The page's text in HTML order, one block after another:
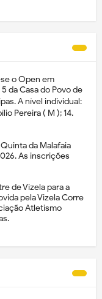
o Open em
da Casa do Povo de
A nível individual:
Pereira ( M ); 14.
da Malafaia
As inscrições
de Vizela para a
pela Vizela Corre
Atletismo